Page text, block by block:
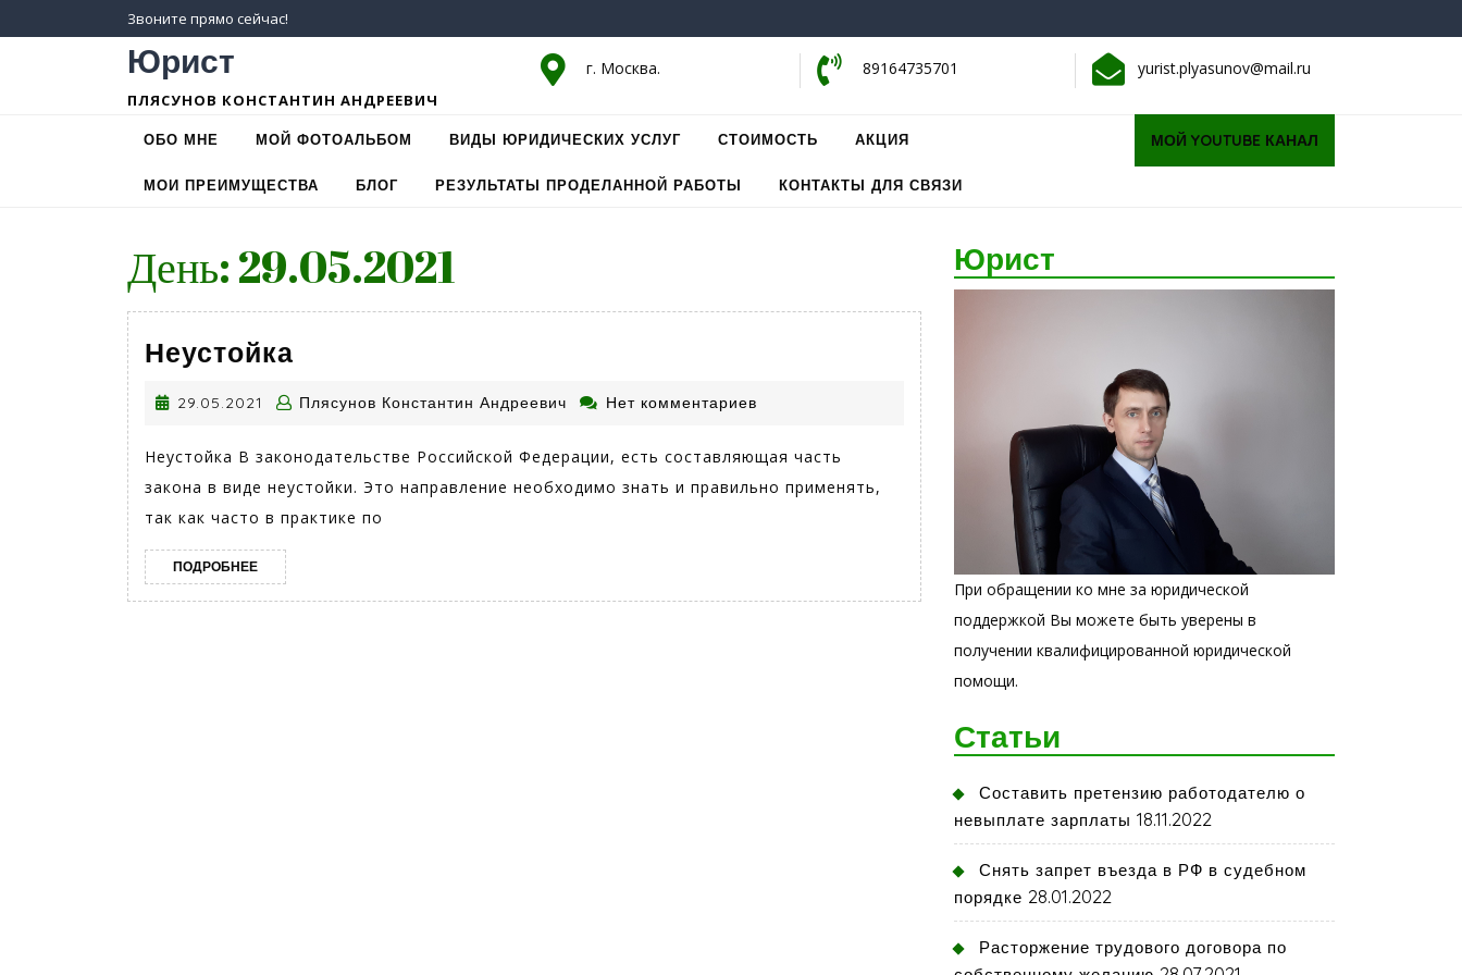
to
Звоните прямо сейчас!
Юрист
ПЛЯСУНОВ КОНСТАНТИН АНДРЕЕВИЧ
г. Москва. 89164735701 yurist.plyasunov@mail.ru
ОБО МНЕ МОЙ ФОТОАЛЬБОМ ВИДЫ ЮРИДИЧЕСКИХ УСЛУГ СТОИМОСТЬ АКЦИЯ
МОИ ПРЕИМУЩЕСТВА БЛОГ РЕЗУЛЬТАТЫ ПРОДЕЛАННОЙ РАБОТЫ КОНТАКТЫ ДЛЯ СВЯЗИ
МОЙ YOUTUBE КАНАЛ
День: 29.05.2021
Неустойка
29.05.2021 29.05.2021
Плясунов Константин Андреевич
Плясунов
Нет комментариев
Неустойка В законодательстве Российской Федерации, есть составляющая часть
закона в виде неустойки. Это направление необходимо знать и правильно применять,
так как часто в практике по
ПОДРОБНЕЕПОДРОБНЕЕ
Юрист
При обращении ко мне за юридической
поддержкой Вы можете быть уверены в
получении квалифицированной юридической
помощи.
Статьи
Составить претензию работодателю о
невыплате зарплаты 18.11.2022
Снять запрет въезда в РФ в судебном
порядке 28.01.2022
Расторжение трудового договора по